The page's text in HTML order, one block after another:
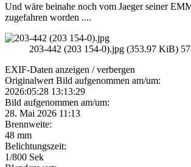
Und wäre beinahe noch vom Jaeger seiner
zugefahren worden ....
203-442 (203 154-0).jpg (353.97 KiB)
EXIF-Daten anzeigen / verbergen
Originalwert Bild aufgenommen am/um:
2026:05:28 13:13:29
Bild aufgenommen am/um:
28. Mai 2026 11:13
Brennweite:
48 mm
Belichtungszeit:
1/800 Sek